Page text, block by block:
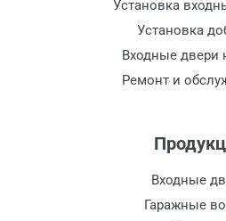
Установка
Установка
Входные двери
Ремонт и
Входные
Гаражные